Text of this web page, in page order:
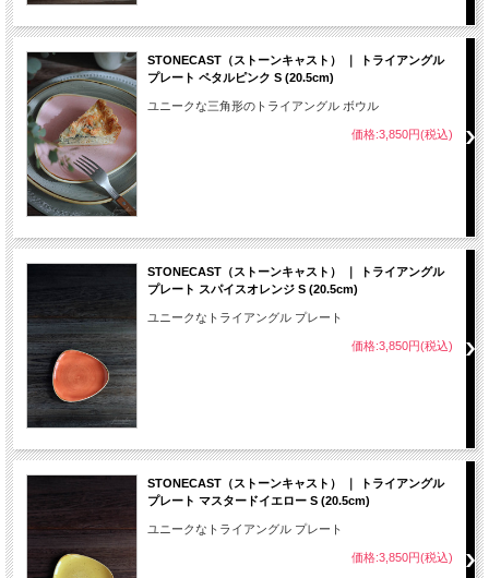
STONECAST（ストーンキャスト） ｜ トライアングル
プレート ペタルピンク S (20.5cm)
ユニークな三角形のトライアングル ボウル
価格:3,850円(税込)
STONECAST（ストーンキャスト） ｜ トライアングル
プレート スパイスオレンジ S (20.5cm)
ユニークなトライアングル プレート
価格:3,850円(税込)
STONECAST（ストーンキャスト） ｜ トライアングル
プレート マスタードイエロー S (20.5cm)
ユニークなトライアングル プレート
価格:3,850円(税込)